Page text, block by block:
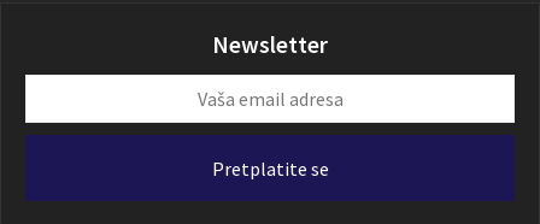
Newsletter
email
Pretplatite se